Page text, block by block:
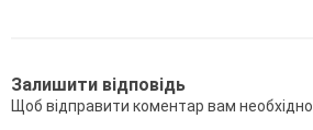
Залишити відповідь
Щоб відправити коментар вам необхідно